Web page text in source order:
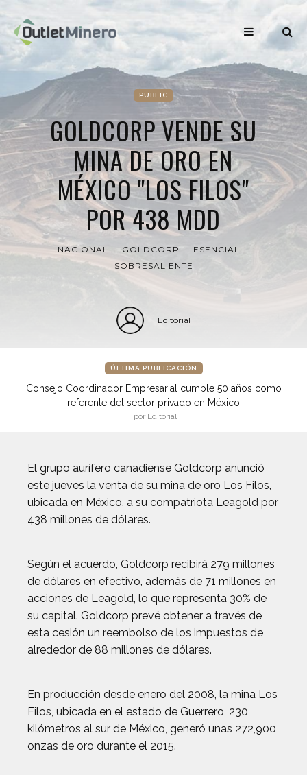
PUBLIC
GOLDCORP VENDE SU
MINA DE ORO EN
MÉXICO "LOS FILOS"
POR 438 MDD
NACIONAL GOLDCORP
ESENCIAL
SOBRESALIENTE
Editorial
ÚLTIMA PUBLICACIÓN
Consejo Coordinador Empresarial cumple 50 años como
referente del sector privado en México
por Editorial
El grupo aurífero canadiense Goldcorp anunció
este jueves la venta de su mina de oro Los Filos,
ubicada en México, a su compatriota Leagold por
438 millones de dólares.
Según el acuerdo, Goldcorp recibirá 279 millones
de dólares en efectivo, además de 71 millones en
acciones de Leagold, lo que representa 30% de
su capital. Goldcorp prevé obtener a través de
esta cesión un reembolso de los impuestos de
alrededor de 88 millones de dólares.
En producción desde enero del 2008, la mina Los
Filos, ubicada en el estado de Guerrero, 230
kilómetros al sur de México, generó unas 272,900
onzas de oro durante el 2015.